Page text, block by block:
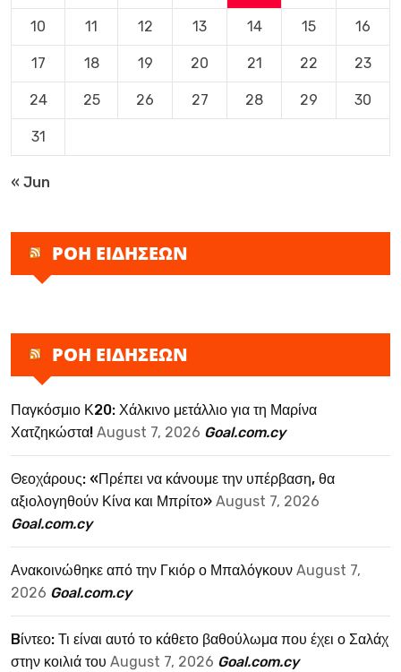
10 11 12 13 14 15 16
17 18 19 20 21 22 23
24 25 26 27 28 29 30
31
« Jun
ΡΟΗ ΕΙΔΗΣΕΩΝ
ΡΟΗ ΕΙΔΗΣΕΩΝ
Παγκόσμιο Κ20: Χάλκινο μετάλλιο για τη Μαρίνα
Χατζηκώστα! August 7, 2026 Goal.com.cy
Θεοχάρους: «Πρέπει να κάνουμε την υπέρβαση, θα
αξιολογηθούν Κίνα και Μπρίτο» August 7, 2026
Goal.com.cy
Ανακοινώθηκε από την Γκιόρ ο Μπαλόγκουν August 7,
2026 Goal.com.cy
Bίντεο: Τι είναι αυτό το κάθετο βαθούλωμα που έχει ο Σαλάχ
στην κοιλιά του August 7, 2026 Goal.com.cy